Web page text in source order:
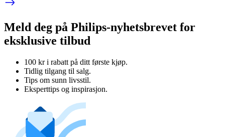
Meld deg på Philips-nyhetsbrevet for
eksklusive tilbud
100 kr i rabatt på ditt første kjøp.
Tidlig tilgang til salg.
Tips om sunn livsstil.
Eksperttips og inspirasjon.